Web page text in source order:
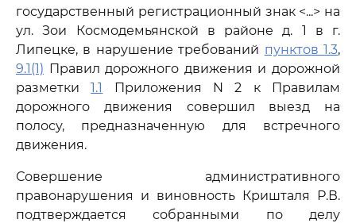
государственный регистрационный знак <...> на
ул. Зои Космодемьянской в районе д. 1 в г.
Липецке, в нарушение требований пунктов 1.3,
9.1(1) Правил дорожного движения и дорожной
разметки1.1
Приложения N 2 к Правилам
дорожного движения совершил выезд на
полосу, предназначенную для встречного
движения.
Совершение административного
правонарушения и виновность Кришталя Р.В.
подтверждается собранными по делу